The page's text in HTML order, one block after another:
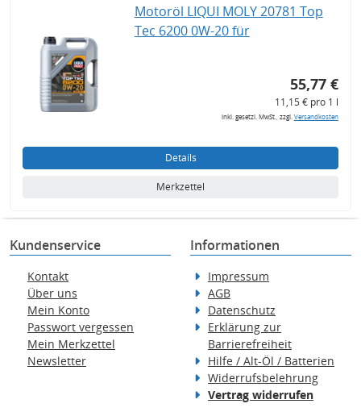
Motoröl LIQUI MOLY 20781 Top
Tec 6200 0W-20 für
55,77 €
11,15 € pro 1 l
inkl. gesetzl. MwSt., zzgl.Versandkosten
Details
Merkzettel
Kundenservice
Kontakt
Über uns
Mein Konto
Passwort vergessen
Mein Merkzettel
Newsletter
Informationen
Impressum
AGB
Datenschutz
Erklärung zur
Barrierefreiheit
Hilfe / Alt-Öl / Batterien
Widerrufsbelehrung
Vertrag widerrufen